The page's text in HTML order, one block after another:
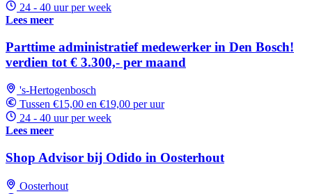
24 - 40 uur per week
Lees meer
Parttime administratief medewerker in Den Bosch!
verdien tot € 3.300,- per maand
's-Hertogenbosch
Tussen €15,00 en €19,00 per uur
24 - 40 uur per week
Lees meer
Shop Advisor bij Odido in Oosterhout
Oosterhout